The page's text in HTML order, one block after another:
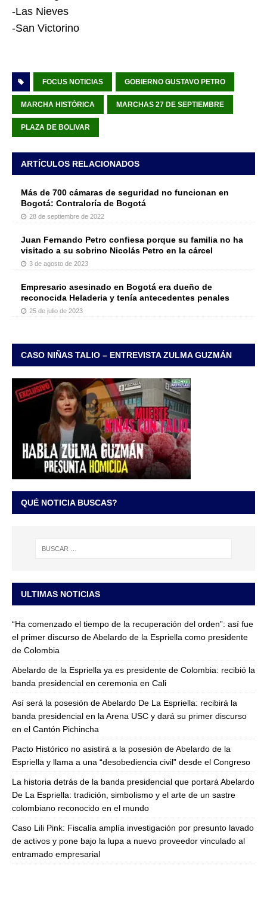
-Las Nieves
-San Victorino
FOCUS NOTICIAS GOBIERNO GUSTAVO PETRO
MARCHA HISTÓRICA MARCHAS 27 DE SEPTIEMBRE
PLAZA DE BOLIVAR
ARTÍCULOS RELACIONADOS
Más de 700 cámaras de seguridad no funcionan en
Bogotá: Contraloría de Bogotá
28 de septiembre de 2022
Juan Fernando Petro confiesa porque su familia no ha
visitado a su sobrino Nicolás Petro en la cárcel
3 de agosto de 2023
Empresario asesinado en Bogotá era dueño de
reconocida Heladeria y tenía antecedentes penales
25 de julio de 2023
CASO NIÑAS TALIO – ENTREVISTA ZULMA GUZMÁN
QUÉ NOTICIA BUSCAS?
ULTIMAS NOTICIAS
“Ha comenzado el tiempo de la recuperación del orden”: así fue
el primer discurso de Abelardo de la Espriella como presidente
de Colombia
Abelardo de la Espriella ya es presidente de Colombia: recibió la
banda presidencial en ceremonia en Cali
Así será la posesión de Abelardo De La Espriella: recibirá la
banda presidencial en la Arena USC y dará su primer discurso
en el Cantón Pichincha
Pacto Histórico no asistirá a la posesión de Abelardo de la
Espriella y llama a una “desobediencia civil” desde el Congreso
La historia detrás de la banda presidencial que portará Abelardo
De La Espriella: tradición, simbolismo y el arte de un sastre
colombiano reconocido en el mundo
Caso Lili Pink: Fiscalía amplía investigación por presunto lavado
de activos y pone bajo la lupa a nuevo proveedor vinculado al
entramado empresarial